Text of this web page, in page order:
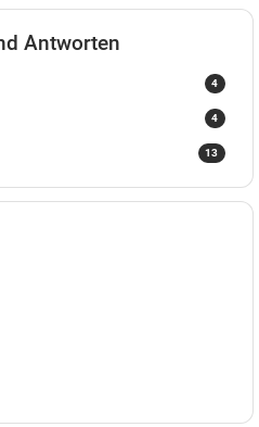
Antworten
4
4
13